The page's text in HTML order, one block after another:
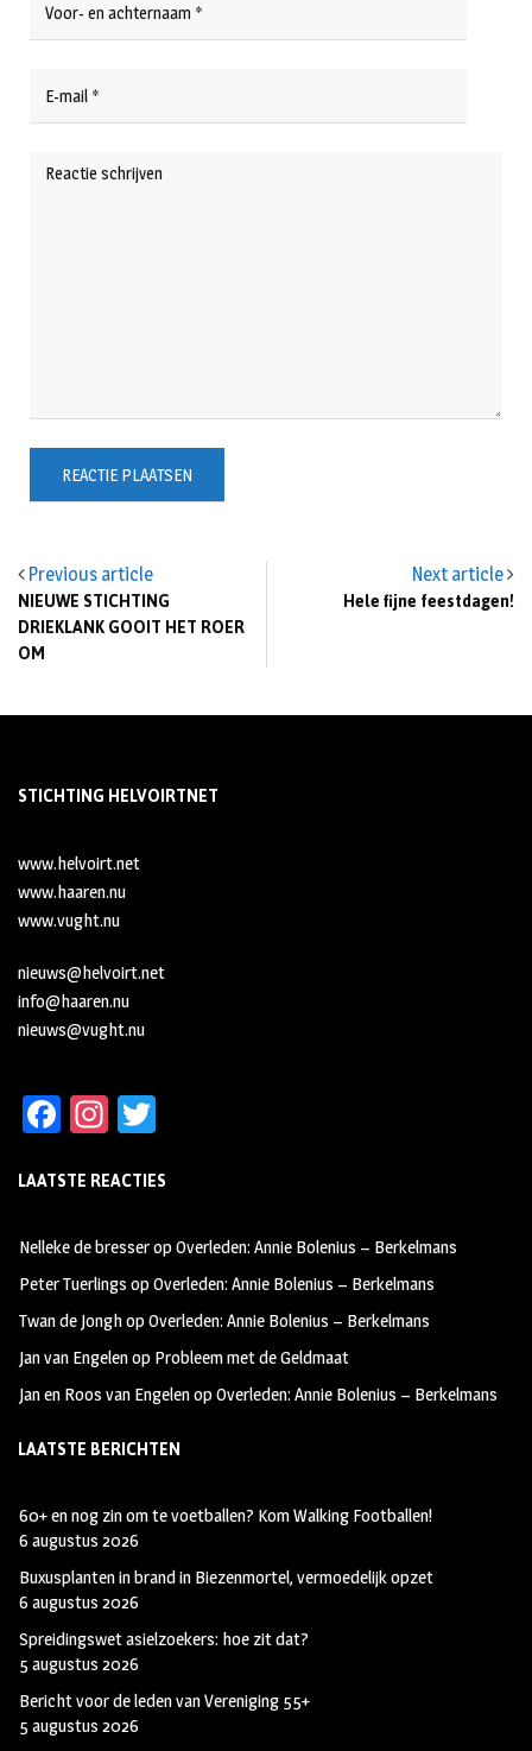
Previous article
NIEUWE STICHTING
DRIEKLANK GOOIT HET ROER
OM
Next article
Hele fijne feestdagen!
STICHTING HELVOIRTNET
www.helvoirt.net
www.haaren.nu
www.vught.nu
nieuws@helvoirt.net
info@haaren.nu
nieuws@vught.nu
Fa
b
oo
k
In
ag
m
tt
LAATSTE REACTIES
Nelleke de bresseropOverleden: Annie Bolenius – Berkelmans
Peter Tuerlings opOverleden: Annie Bolenius – Berkelmans
Twan de JonghopOverleden: Annie Bolenius – Berkelmans
Jan van Engelenop Probleem met de Geldmaat
Jan en Roos van EngelenopOverleden: Annie Bolenius – Berkelmans
LAATSTE BERICHTEN
60+ en nog zin om te voetballen? Kom Walking Footballen!
6 augustus 2026
Buxusplanten in brand in Biezenmortel, vermoedelijk opzet
6 augustus 2026
Spreidingswet asielzoekers: hoe zit dat?
5 augustus 2026
Bericht voor de leden van Vereniging 55+
5 augustus 2026